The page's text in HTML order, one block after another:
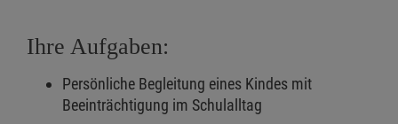
Ihre Aufgaben:
Persönliche Begleitung eines Kindes mit
Beeinträchtigung im Schulalltag